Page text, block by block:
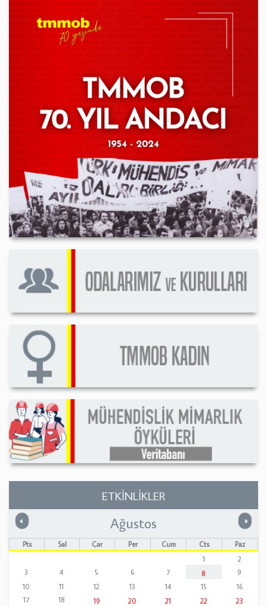
ETKİNLİKLER
« Önceki »
Ağustos
Pts Sal Çar Per Cum Cts
Paz
1
2
3
4 5 6 7 8
9
10
11 12 13 14 15
16
17
18 19 20 21 22
23